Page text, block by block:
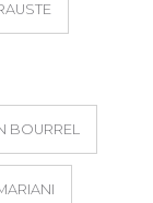
BOURREL